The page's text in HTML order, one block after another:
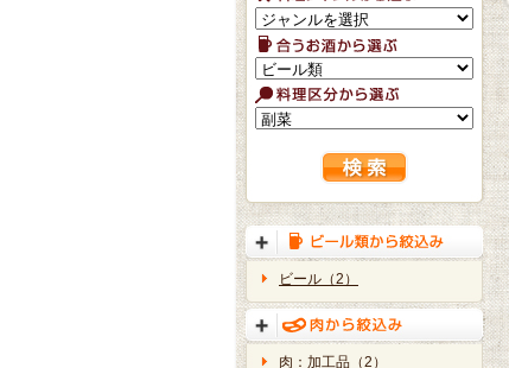
ビール（2）
肉：加工品（2）